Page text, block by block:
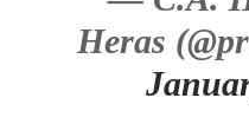
Heras